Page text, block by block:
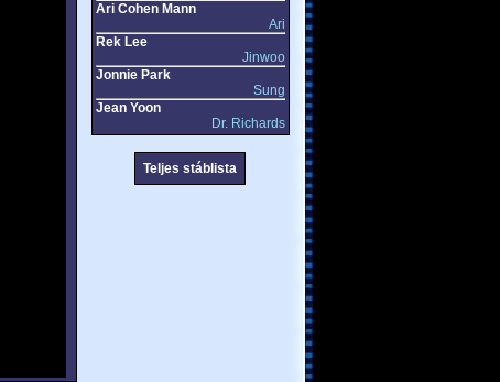
Ari Cohen Mann
Ari
Rek Lee
Jinwoo
Jonnie Park
Sung
Jean Yoon
Dr. Richards
Teljes stáblista